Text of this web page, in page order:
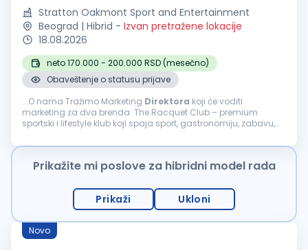
Stratton Oakmont Sport and Entertainment
Beograd | Hibrid - Izvan pretražene lokacije
18.08.2026
neto 170.000 - 200.000 RSD (mesečno)
Obaveštenje o statusu prijave
...O nama Tražimo Marketing Direktora koji će voditi
marketing za dva brenda: The Racquet Club – premium
sportski i lifestyle klub koji spaja sport, gastronomiju, zabavu,
jedan...
Prikažite mi poslove za hibridni model rada
Prikaži Ukloni
Novo